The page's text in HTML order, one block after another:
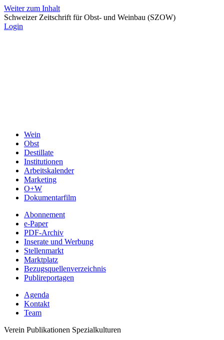
Weiter zum Inhalt
Schweizer Zeitschrift für Obst- und Weinbau (SZOW)
Login
Wein
Obst
Destillate
Institutionen
Arbeitskalender
Marketing
O+W
Dokumentarfilm
Abonnement
e-Paper
PDF-Archiv
Inserate und Werbung
Stellenmarkt
Marktplatz
Bezugsquellenverzeichnis
Publireportagen
Agenda
Kontakt
Team
Verein Publikationen Spezialkulturen